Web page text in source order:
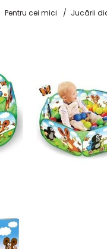
Pentru cei mici Jucării